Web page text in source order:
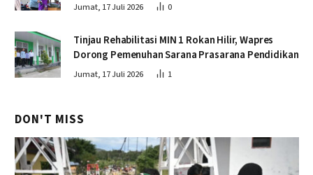
Jumat, 17 Juli 2026 0
Tinjau Rehabilitasi MIN 1 Rokan Hilir, Wapres
Dorong Pemenuhan Sarana Prasarana Pendidikan
Jumat, 17 Juli 2026 1
DON'T MISS